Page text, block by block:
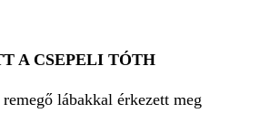
A CSEPELI TÓTH
lábakkal érkezett meg